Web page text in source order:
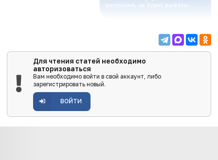
Для чтения статей необходимо
авторизоваться
Вам необходимо войти в свой аккаунт, либо
зарегистрировать новый.
ВОЙТИ